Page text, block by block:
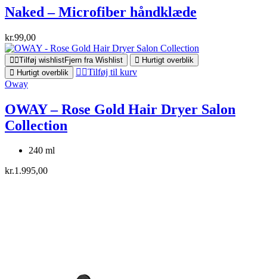
Naked – Microfiber håndklæde
kr.99,00
Tilføj wishlistFjern fra Wishlist
Hurtigt overblik
Hurtigt overblik
Tilføj til kurv
Oway
OWAY – Rose Gold Hair Dryer Salon
Collection
240 ml
kr.1.995,00